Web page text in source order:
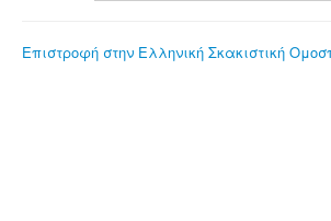
Επιστροφή στην Ελληνική Σκακιστική